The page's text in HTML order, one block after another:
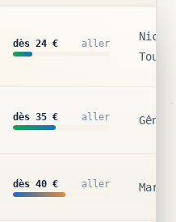
dès 24 € aller
Nice
dès 35 € aller Gênes
dès 40 € aller